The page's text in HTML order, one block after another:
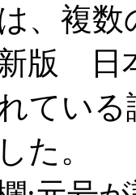
、複
版 日
てい
た。